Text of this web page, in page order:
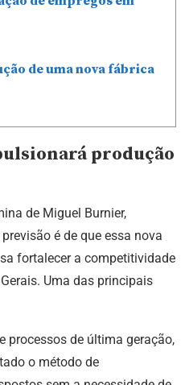
de uma nova fábrica
produção
de Miguel Burnier,
é de que essa nova
fortalecer a competitividade
Uma das principais
processos de última geração,
o método de